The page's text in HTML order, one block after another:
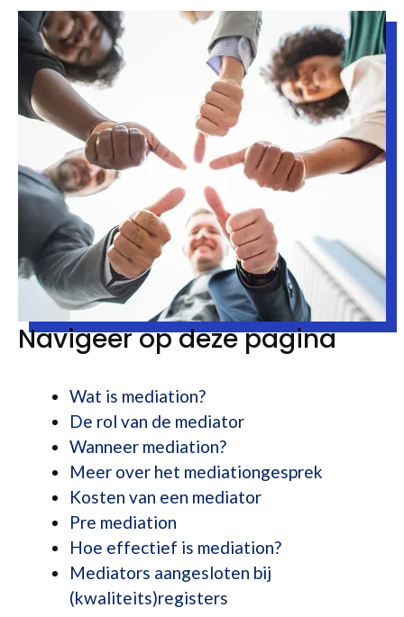
Navigeer op deze pagina
Wat is mediation?
De rol van de mediator
Wanneer mediation?
Meer over het mediationgesprek
Kosten van een mediator
Pre mediation
Hoe effectief is mediation?
Mediators aangesloten bij
(kwaliteits)registers